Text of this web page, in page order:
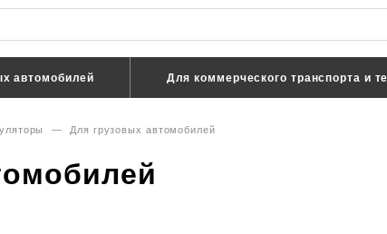
автомобилей Для коммерческого транспорта и
— Для грузовых автомобилей